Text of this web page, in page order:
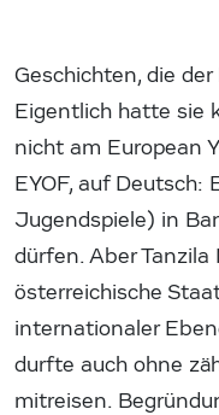
Geschichten, die
Eigentlich hatte sie
nicht am European
EYOF, auf Deutsch:
Jugendspiele) in
dürfen. Aber
österreichische
internationaler
durfte auch ohne
mitreisen.